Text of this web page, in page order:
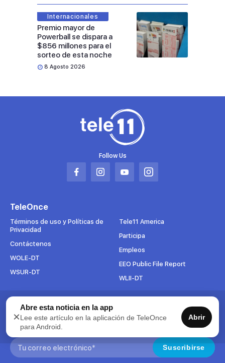
Internacionales
Premio mayor de
Powerball se dispara a
$856 millones para el
sorteo de esta noche
8 Agosto 2026
Follow Us
Abrir
pestaña
Abrir
pestaña
Abrir
pestaña
Abrir
pestaña
TeleOnce
Términos de uso y Políticas de
Privacidad
Contáctenos
WOLE-DT
WSUR-DT
Tele11 America
Participa
Empleos
EEO Public File Report
WLII-DT
Suscríbete al boletín
Para mantenerse al tanto de todo lo que pasa en TeleOnce,
suscríbase ahora a nuestros boletines.
Search: Suscribirse
×
Abre esta noticia en la app
Lee este artículo en la aplicación de TeleOnce
para Android.
Abrir